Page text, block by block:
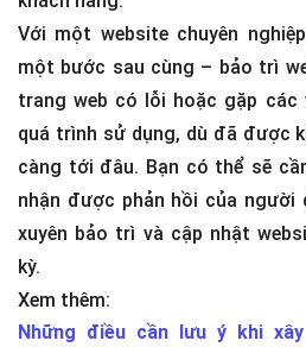
Với một website chuyên
một bước sau cùng – bảo trì
trang web có lỗi hoặc gặp
quá trình sử dụng, dù đã được
càng tới đâu. Bạn có thể sẽ
nhận được phản hồi của người
xuyên bảo trì và cập nhật
kỳ.
Xem thêm:
Những điều cần lưu ý khi